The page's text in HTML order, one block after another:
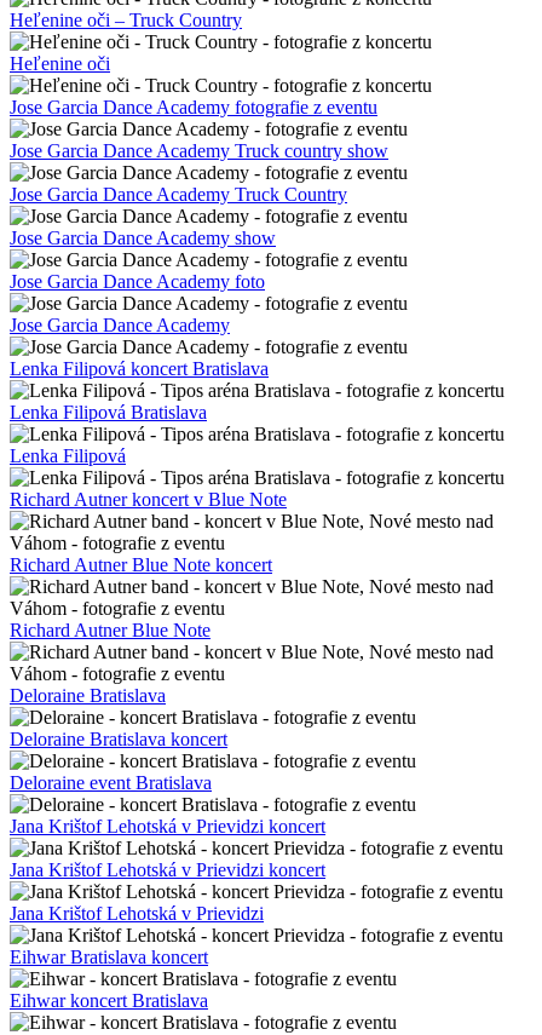
Heľenine oči – Truck Country
Heľenine oči
Jose Garcia Dance Academy fotografie z eventu
Jose Garcia Dance Academy Truck country show
Jose Garcia Dance Academy Truck Country
Jose Garcia Dance Academy show
Jose Garcia Dance Academy foto
Jose Garcia Dance Academy
Lenka Filipová koncert Bratislava
Lenka Filipová Bratislava
Lenka Filipová
Richard Autner koncert v Blue Note
Richard Autner Blue Note koncert
Richard Autner Blue Note
Deloraine Bratislava
Deloraine Bratislava koncert
Deloraine event Bratislava
Jana Krištof Lehotská v Prievidzi koncert
Jana Krištof Lehotská v Prievidzi koncert
Jana Krištof Lehotská v Prievidzi
Eihwar Bratislava koncert
Eihwar koncert Bratislava